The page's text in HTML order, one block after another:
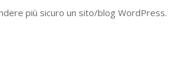
più sicuro un sito/blog WordPress.